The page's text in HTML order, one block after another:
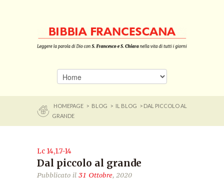
HOMEPAGE > BLOG > IL BLOG
> DAL PICCOLO AL
GRANDE
Lc 14,1.7-14
Dal piccolo al grande
Pubblicato il 31 Ottobre, 2020